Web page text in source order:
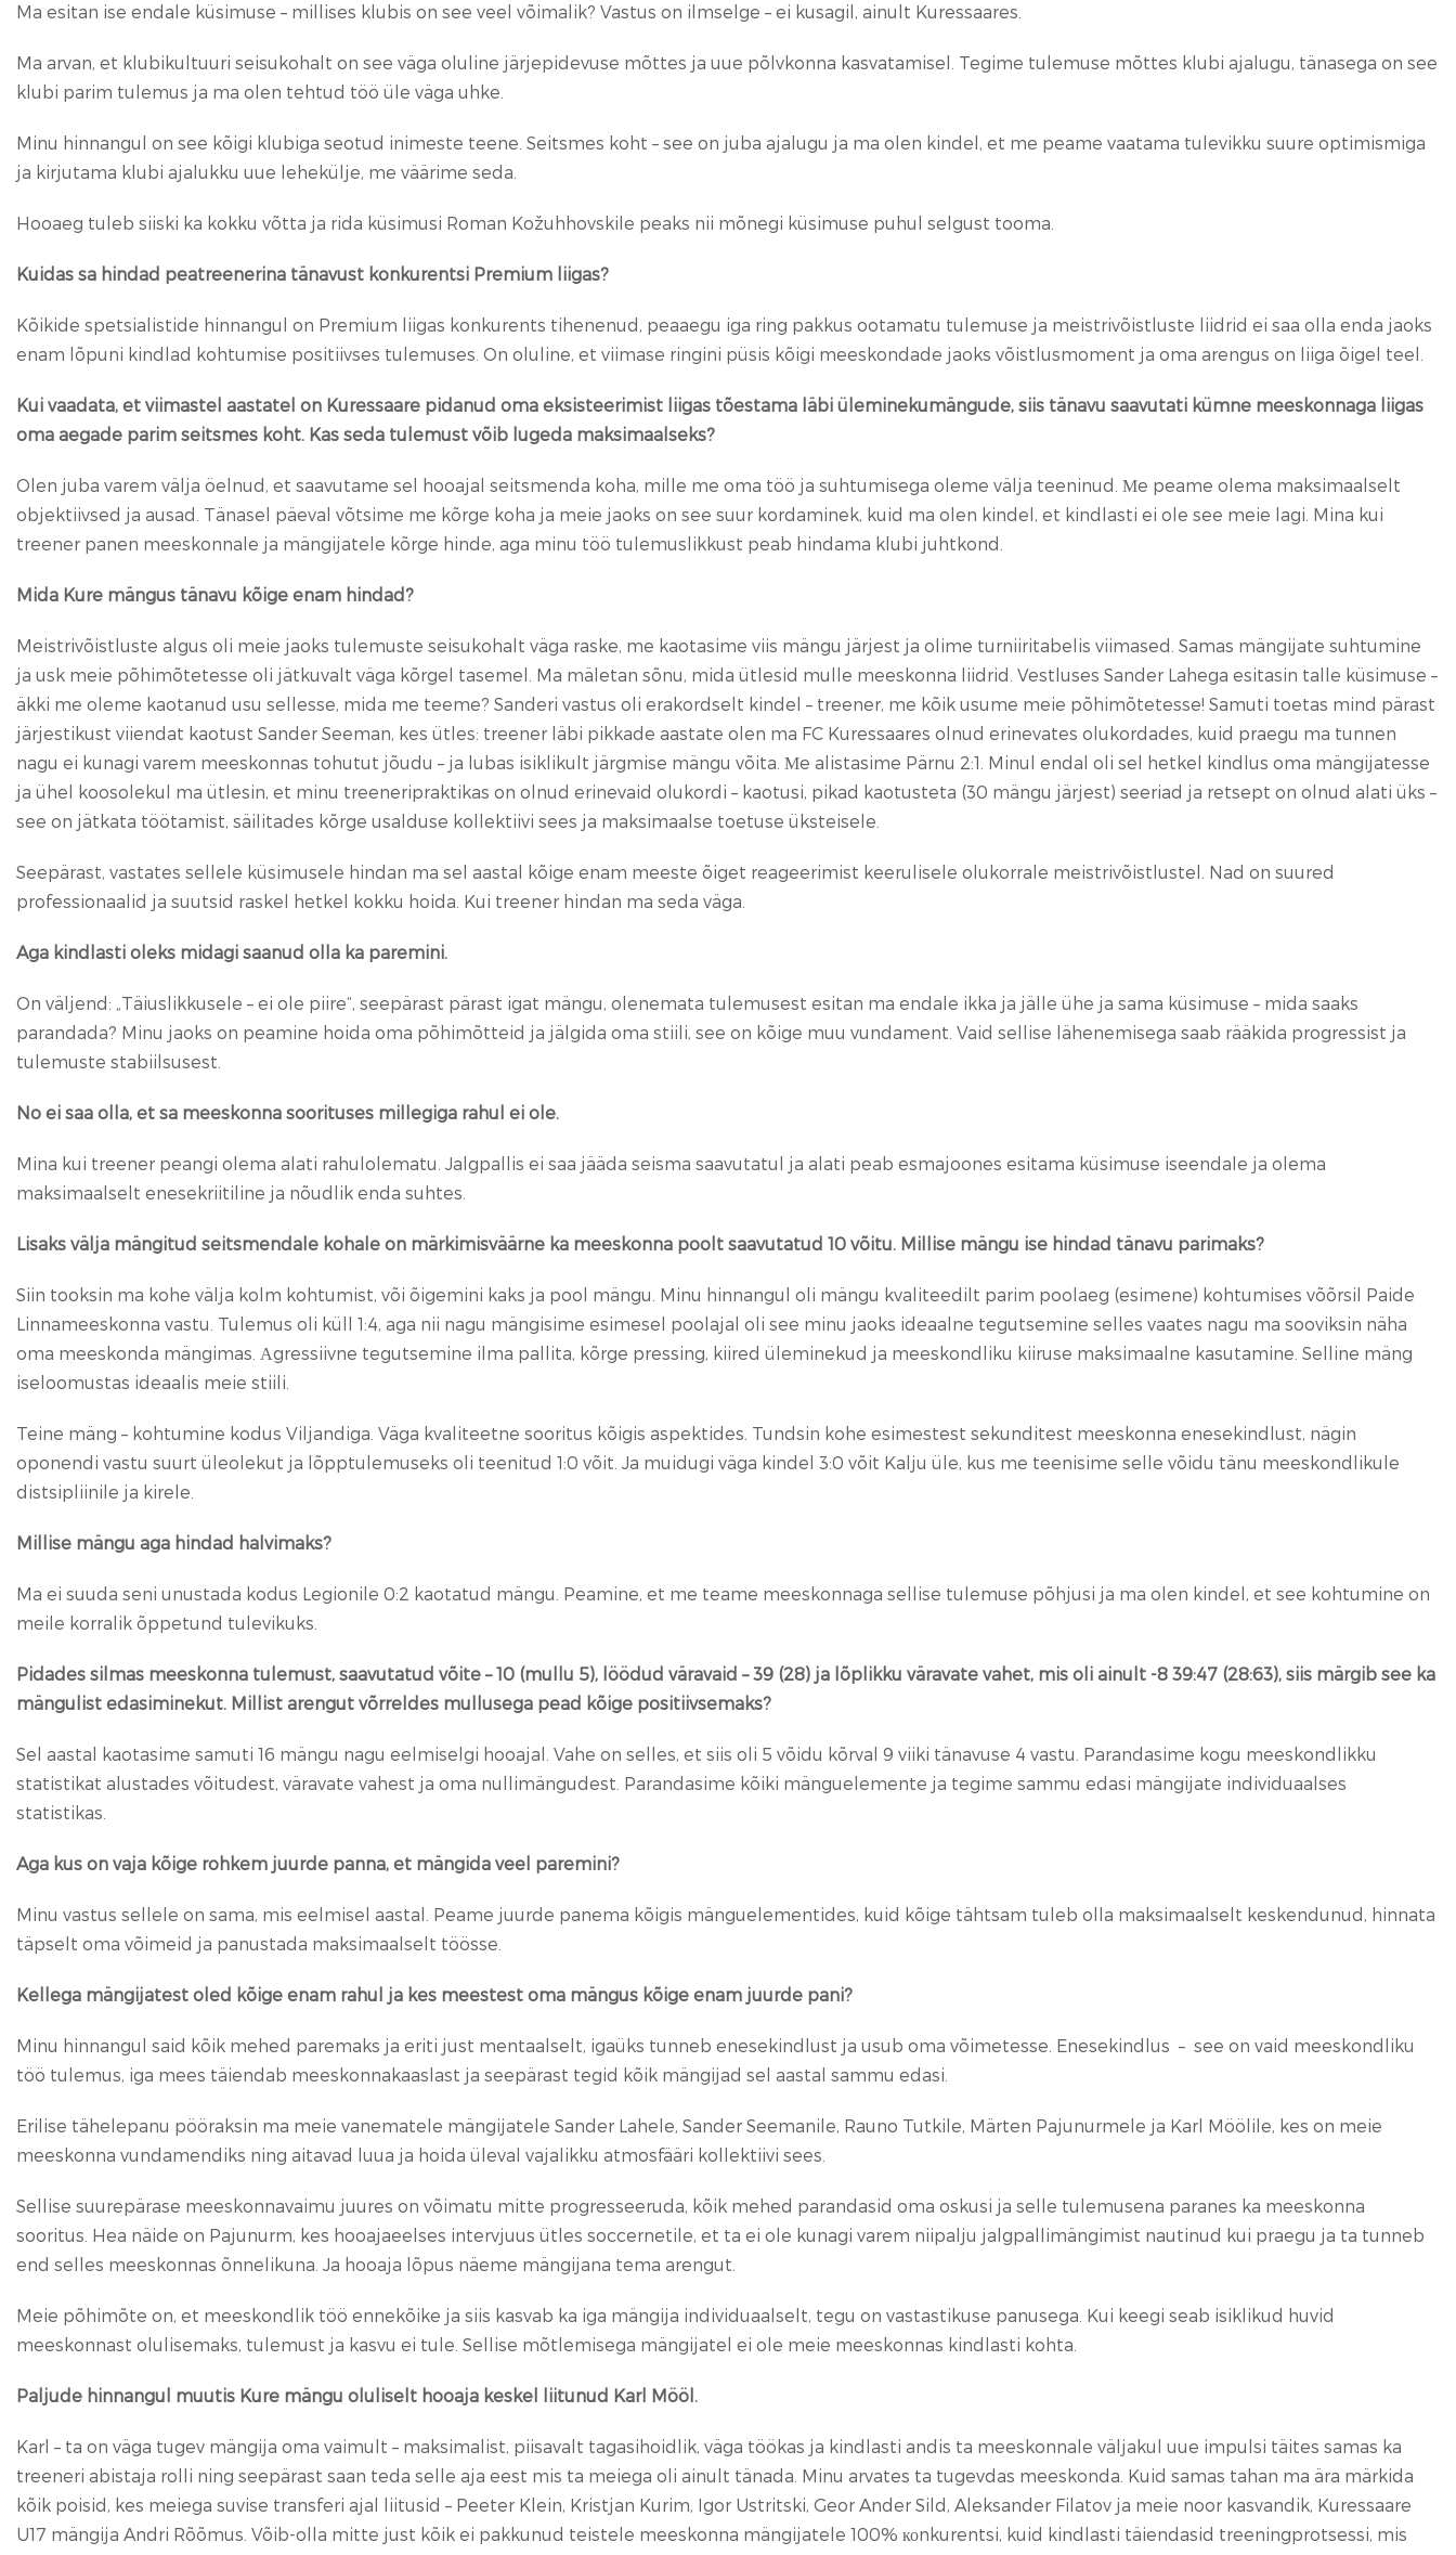
Ma esitan ise endale küsimuse – millises klubis on see veel võimalik? Vastus on ilmselge – ei kusagil, ainult Kuressaares.
Ma arvan, et klubikultuuri seisukohalt on see väga oluline järjepidevuse mõttes ja uue põlvkonna kasvatamisel. Tegime tulemuse mõttes klubi ajalugu, tänasega on see
klubi parim tulemus ja ma olen tehtud töö üle väga uhke.
Minu hinnangul on see kõigi klubiga seotud inimeste teene. Seitsmes koht – see on juba ajalugu ja ma olen kindel, et me peame vaatama tulevikku suure optimismiga
ja kirjutama klubi ajalukku uue lehekülje, me väärime seda.
Hooaeg tuleb siiski ka kokku võtta ja rida küsimusi Roman Kožuhhovskile peaks nii mõnegi küsimuse puhul selgust tooma.
Kuidas sa hindad peatreenerina tänavust konkurentsi Premium liigas?
Kõikide spetsialistide hinnangul on Premium liigas konkurents tihenenud, peaaegu iga ring pakkus ootamatu tulemuse ja meistrivõistluste liidrid ei saa olla enda jaoks
enam lõpuni kindlad kohtumise positiivses tulemuses. On oluline, et viimase ringini püsis kõigi meeskondade jaoks võistlusmoment ja oma arengus on liiga õigel teel.
Kui vaadata, et viimastel aastatel on Kuressaare pidanud oma eksisteerimist liigas tõestama läbi üleminekumängude, siis tänavu saavutati kümne meeskonnaga liigas
oma aegade parim seitsmes koht. Kas seda tulemust võib lugeda maksimaalseks?
Olen juba varem välja öelnud, et saavutame sel hooajal seitsmenda koha, mille me oma töö ja suhtumisega oleme välja teeninud. Мe peame olema maksimaalselt
objektiivsed ja ausad. Tänasel päeval võtsime me kõrge koha ja meie jaoks on see suur kordaminek, kuid ma olen kindel, et kindlasti ei ole see meie lagi. Mina kui
treener panen meeskonnale ja mängijatele kõrge hinde, aga minu töö tulemuslikkust peab hindama klubi juhtkond.
Mida Kure mängus tänavu kõige enam hindad?
Meistrivõistluste algus oli meie jaoks tulemuste seisukohalt väga raske, me kaotasime viis mängu järjest ja olime turniiritabelis viimased. Samas mängijate suhtumine
ja usk meie põhimõtetesse oli jätkuvalt väga kõrgel tasemel. Ma mäletan sõnu, mida ütlesid mulle meeskonna liidrid. Vestluses Sander Lahega esitasin talle küsimuse –
äkki me oleme kaotanud usu sellesse, mida me teeme? Sanderi vastus oli erakordselt kindel – treener, me kõik usume meie põhimõtetesse! Samuti toetas mind pärast
järjestikust viiendat kaotust Sander Seeman, kes ütles: treener läbi pikkade aastate olen ma FC Kuressaares olnud erinevates olukordades, kuid praegu ma tunnen
nagu ei kunagi varem meeskonnas tohutut jõudu – ja lubas isiklikult järgmise mängu võita. Мe alistasime Pärnu 2:1. Minul endal oli sel hetkel kindlus oma mängijatesse
ja ühel koosolekul ma ütlesin, et minu treeneripraktikas on olnud erinevaid olukordi – kaotusi, pikad kaotusteta (30 mängu järjest) seeriad ja retsept on olnud alati üks –
see on jätkata töötamist, säilitades kõrge usalduse kollektiivi sees ja maksimaalse toetuse üksteisele.
Seepärast, vastates sellele küsimusele hindan ma sel aastal kõige enam meeste õiget reageerimist keerulisele olukorrale meistrivõistlustel. Nad on suured
professionaalid ja suutsid raskel hetkel kokku hoida. Kui treener hindan ma seda väga.
Aga kindlasti oleks midagi saanud olla ka paremini.
On väljend: „Täiuslikkusele – ei ole piire“, seepärast pärast igat mängu, olenemata tulemusest esitan ma endale ikka ja jälle ühe ja sama küsimuse – mida saaks
parandada? Minu jaoks on peamine hoida oma põhimõtteid ja jälgida oma stiili, see on kõige muu vundament. Vaid sellise lähenemisega saab rääkida progressist ja
tulemuste stabiilsusest.
No ei saa olla, et sa meeskonna soorituses millegiga rahul ei ole.
Mina kui treener peangi olema alati rahulolematu. Jalgpallis ei saa jääda seisma saavutatul ja alati peab esmajoones esitama küsimuse iseendale ja olema
maksimaalselt enesekriitiline ja nõudlik enda suhtes.
Lisaks välja mängitud seitsmendale kohale on märkimisväärne ka meeskonna poolt saavutatud 10 võitu. Millise mängu ise hindad tänavu parimaks?
Siin tooksin ma kohe välja kolm kohtumist, või õigemini kaks ja pool mängu. Minu hinnangul oli mängu kvaliteedilt parim poolaeg (esimene) kohtumises võõrsil Paide
Linnameeskonna vastu. Tulemus oli küll 1:4, aga nii nagu mängisime esimesel poolajal oli see minu jaoks ideaalne tegutsemine selles vaates nagu ma sooviksin näha
oma meeskonda mängimas. Аgressiivne tegutsemine ilma pallita, kõrge pressing, kiired üleminekud ja meeskondliku kiiruse maksimaalne kasutamine. Selline mäng
iseloomustas ideaalis meie stiili.
Teine mäng – kohtumine kodus Viljandiga. Väga kvaliteetne sooritus kõigis aspektides. Tundsin kohe esimestest sekunditest meeskonna enesekindlust, nägin
oponendi vastu suurt üleolekut ja lõpptulemuseks oli teenitud 1:0 võit. Ja muidugi väga kindel 3:0 võit Kalju üle, kus me teenisime selle võidu tänu meeskondlikule
distsipliinile ja kirele.
Millise mängu aga hindad halvimaks?
Ma ei suuda seni unustada kodus Legionile 0:2 kaotatud mängu. Peamine, et me teame meeskonnaga sellise tulemuse põhjusi ja ma olen kindel, et see kohtumine on
meile korralik õppetund tulevikuks.
Pidades silmas meeskonna tulemust, saavutatud võite – 10 (mullu 5), löödud väravaid – 39 (28) ja lõplikku väravate vahet, mis oli ainult -8 39:47 (28:63), siis märgib see ka
mängulist edasiminekut. Millist arengut võrreldes mullusega pead kõige positiivsemaks?
Sel aastal kaotasime samuti 16 mängu nagu eelmiselgi hooajal. Vahe on selles, et siis oli 5 võidu kõrval 9 viiki tänavuse 4 vastu. Parandasime kogu meeskondlikku
statistikat alustades võitudest, väravate vahest ja oma nullimängudest. Parandasime kõiki mänguelemente ja tegime sammu edasi mängijate individuaalses
statistikas.
Aga kus on vaja kõige rohkem juurde panna, et mängida veel paremini?
Minu vastus sellele on sama, mis eelmisel aastal. Peame juurde panema kõigis mänguelementides, kuid kõige tähtsam tuleb olla maksimaalselt keskendunud, hinnata
täpselt oma võimeid ja panustada maksimaalselt töösse.
Kellega mängijatest oled kõige enam rahul ja kes meestest oma mängus kõige enam juurde pani?
Minu hinnangul said kõik mehed paremaks ja eriti just mentaalselt, igaüks tunneb enesekindlust ja usub oma võimetesse. Enesekindlus – see on vaid meeskondliku
töö tulemus, iga mees täiendab meeskonnakaaslast ja seepärast tegid kõik mängijad sel aastal sammu edasi.
Erilise tähelepanu pööraksin ma meie vanematele mängijatele Sander Lahele, Sander Seemanile, Rauno Tutkile, Märten Pajunurmele ja Karl Möölile, kes on meie
meeskonna vundamendiks ning aitavad luua ja hoida üleval vajalikku atmosfääri kollektiivi sees.
Sellise suurepärase meeskonnavaimu juures on võimatu mitte progresseeruda, kõik mehed parandasid oma oskusi ja selle tulemusena paranes ka meeskonna
sooritus. Hea näide on Pajunurm, kes hooajaeelses intervjuus ütles soccernetile, et ta ei ole kunagi varem niipalju jalgpallimängimist nautinud kui praegu ja ta tunneb
end selles meeskonnas õnnelikuna. Ja hooaja lõpus näeme mängijana tema arengut.
Meie põhimõte on, et meeskondlik töö ennekõike ja siis kasvab ka iga mängija individuaalselt, tegu on vastastikuse panusega. Kui keegi seab isiklikud huvid
meeskonnast olulisemaks, tulemust ja kasvu ei tule. Sellise mõtlemisega mängijatel ei ole meie meeskonnas kindlasti kohta.
Paljude hinnangul muutis Kure mängu oluliselt hooaja keskel liitunud Karl Mööl.
Karl – ta on väga tugev mängija oma vaimult – maksimalist, piisavalt tagasihoidlik, väga töökas ja kindlasti andis ta meeskonnale väljakul uue impulsi täites samas ka
treeneri abistaja rolli ning seepärast saan teda selle aja eest mis ta meiega oli ainult tänada. Minu arvates ta tugevdas meeskonda. Kuid samas tahan ma ära märkida
kõik poisid, kes meiega suvise transferi ajal liitusid – Peeter Klein, Kristjan Kurim, Igor Ustritski, Geor Ander Sild, Aleksander Filatov ja meie noor kasvandik, Kuressaare
U17 mängija Andri Rõõmus. Võib-olla mitte just kõik ei pakkunud teistele meeskonna mängijatele 100% коnkurentsi, kuid kindlasti täiendasid treeningprotsessi, mis